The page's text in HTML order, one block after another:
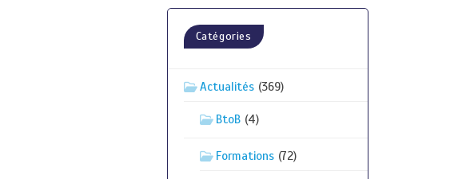
Catégories
Actualités(369)
BtoB(4)
Formations(72)